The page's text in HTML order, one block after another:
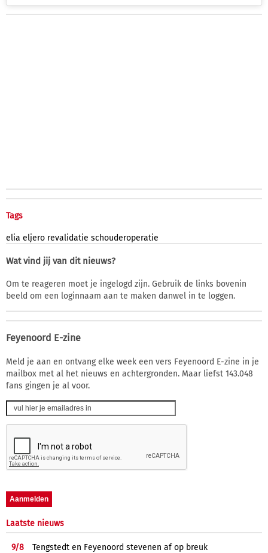
Tags
elia eljero revalidatie schouderoperatie
Wat vind jij van dit nieuws?
Om te reageren moet je ingelogd zijn. Gebruik de links bovenin
beeld om een loginnaam aan te maken danwel in te loggen.
Feyenoord E-zine
Meld je aan en ontvang elke week een vers Feyenoord E-zine in je
mailbox met al het nieuws en achtergronden. Maar liefst 143.048
fans gingen je al voor.
Laatste nieuws
9/8
Tengstedt en Feyenoord stevenen af op breuk